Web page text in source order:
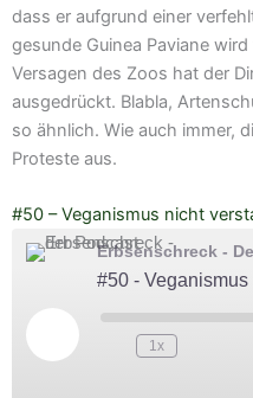
dass er aufgrund einer
gesunde Guinea Paviane
Versagen des Zoos hat der
ausgedrückt. Blabla,
so ähnlich. Wie auch immer,
Proteste aus.
#50 – Veganismus nicht
Erbsenschreck -
#50 -
1x